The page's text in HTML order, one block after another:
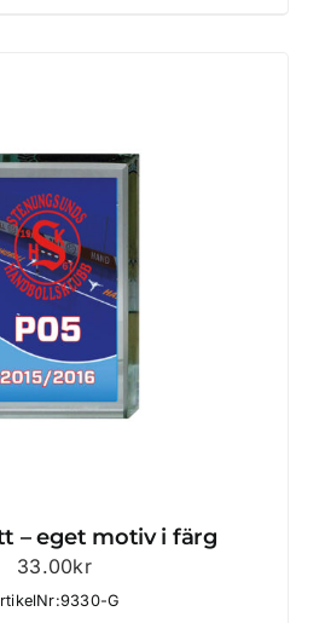
– eget motiv i färg
33.00kr
G